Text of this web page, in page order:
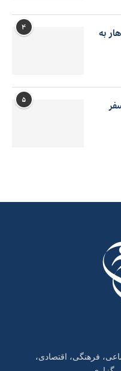
۴
به
۵
فرهنگی، اقتصادی،